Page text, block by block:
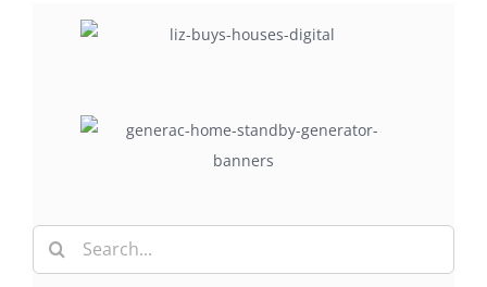
Search
for: